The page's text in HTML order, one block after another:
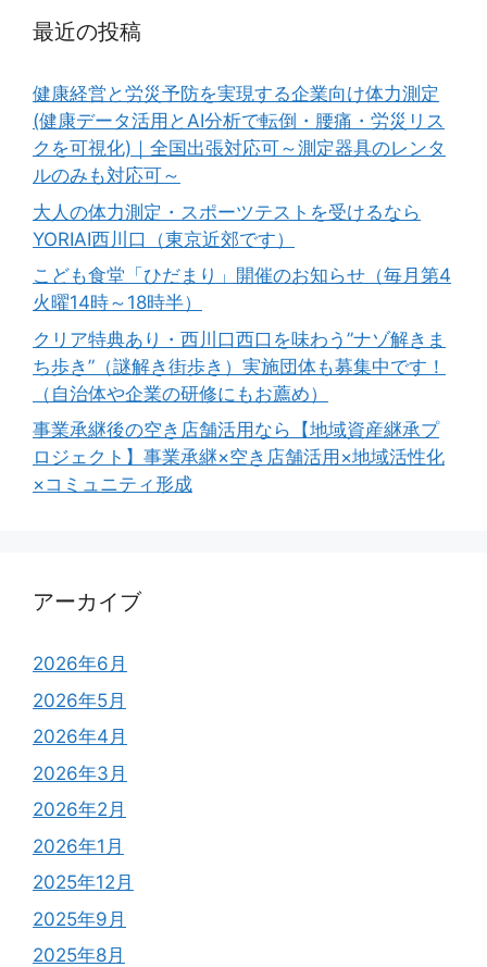
最近の投稿
健康経営と労災予防を実現する企業向け体力測定
(健康データ活用とAI分析で転倒・腰痛・労災リス
クを可視化)｜全国出張対応可～測定器具のレンタ
ルのみも対応可～
大人の体力測定・スポーツテストを受けるなら
YORIAI西川口（東京近郊です）
こども食堂「ひだまり」開催のお知らせ（毎月第4
火曜14時～18時半）
クリア特典あり・西川口西口を味わう”ナゾ解きま
ち歩き”（謎解き街歩き）実施団体も募集中です！
（自治体や企業の研修にもお薦め）
事業承継後の空き店舗活用なら【地域資産継承プ
ロジェクト】事業承継×空き店舗活用×地域活性化
×コミュニティ形成
アーカイブ
2026年6月
2026年5月
2026年4月
2026年3月
2026年2月
2026年1月
2025年12月
2025年9月
2025年8月